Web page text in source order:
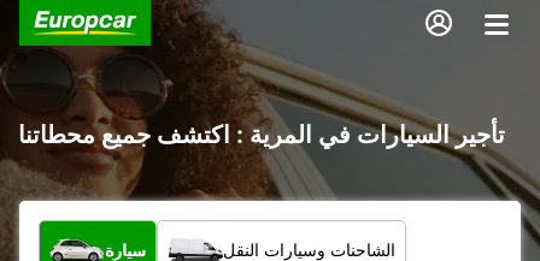
تأجير السيارات في المرية : اكتشف جميع محطاتنا
ما نوع المركبة؟
سيارة الشاحنات وسيارات النقل